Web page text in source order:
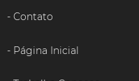
Contato
Página Inicial